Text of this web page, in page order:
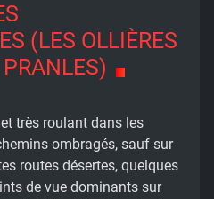
(LES OLLIÈRES
très roulant dans les
ombragés, sauf sur
routes désertes, quelques
de vue dominants sur